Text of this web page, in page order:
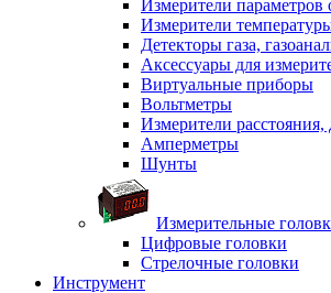
Измерители
Измерители
Детекторы газа,
Аксессуары для
Виртуальные приборы
Вольтметры
Измерители
Амперметры
Шунты
Измерительные
Цифровые головки
Стрелочные головки
Инструмент